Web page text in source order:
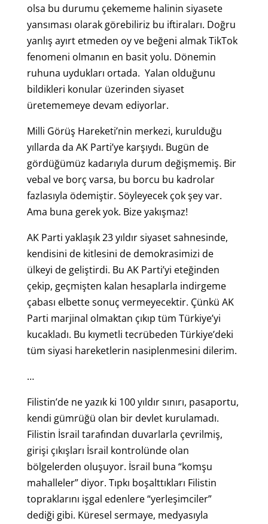
olsa bu durumu çekememe halinin siyasete
yansıması olarak görebiliriz bu iftiraları. Doğru
yanlış ayırt etmeden oy ve beğeni almak TikTok
fenomeni olmanın en basit yolu. Dönemin
ruhuna uydukları ortada. Yalan olduğunu
bildikleri konular üzerinden siyaset
üretememeye devam ediyorlar.
Milli Görüş Hareketi’nin merkezi, kurulduğu
yıllarda da AK Parti’ye karşıydı. Bugün de
gördüğümüz kadarıyla durum değişmemiş. Bir
vebal ve borç varsa, bu borcu bu kadrolar
fazlasıyla ödemiştir. Söyleyecek çok şey var.
Ama buna gerek yok. Bize yakışmaz!
AK Parti yaklaşık 23 yıldır siyaset sahnesinde,
kendisini de kitlesini de demokrasimizi de
ülkeyi de geliştirdi. Bu AK Parti’yi eteğinden
çekip, geçmişten kalan hesaplarla indirgeme
çabası elbette sonuç vermeyecektir. Çünkü AK
Parti marjinal olmaktan çıkıp tüm Türkiye’yi
kucakladı. Bu kıymetli tecrübeden Türkiye’deki
tüm siyasi hareketlerin nasiplenmesini dilerim.
…
Filistin’de ne yazık ki 100 yıldır sınırı, pasaportu,
kendi gümrüğü olan bir devlet kurulamadı.
Filistin İsrail tarafından duvarlarla çevrilmiş,
girişi çıkışları İsrail kontrolünde olan
bölgelerden oluşuyor. İsrail buna “komşu
mahalleler” diyor. Tıpkı boşalttıkları Filistin
topraklarını işgal edenlere “yerleşimciler”
dediği gibi. Küresel sermaye, medyasıyla